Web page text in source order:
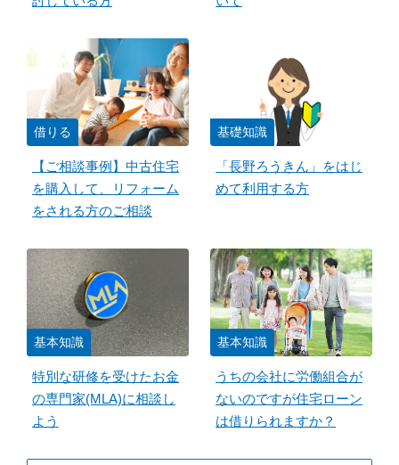
借りる
【ご相談事例】中古住宅
を購入して、リフォーム
をされる方のご相談
基礎知識
「長野ろうきん」をはじ
めて利用する方
基本知識
特別な研修を受けたお金
の専門家(MLA)に相談し
よう
基本知識
うちの会社に労働組合が
ないのですが住宅ローン
は借りられますか？